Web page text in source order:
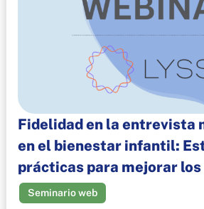
Fidelidad en la entrevista
en el bienestar infantil:
prácticas para mejorar
Seminario web